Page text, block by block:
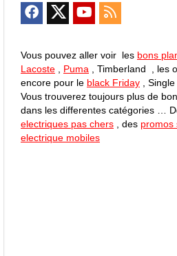
Vous pouvez aller voir les bons
Lacoste
Puma , Timberland , les
encore pour le black Friday ,
Vous trouverez toujours plus de
dans les differentes catégories …
electriques pas chers , des promos
electrique mobiles